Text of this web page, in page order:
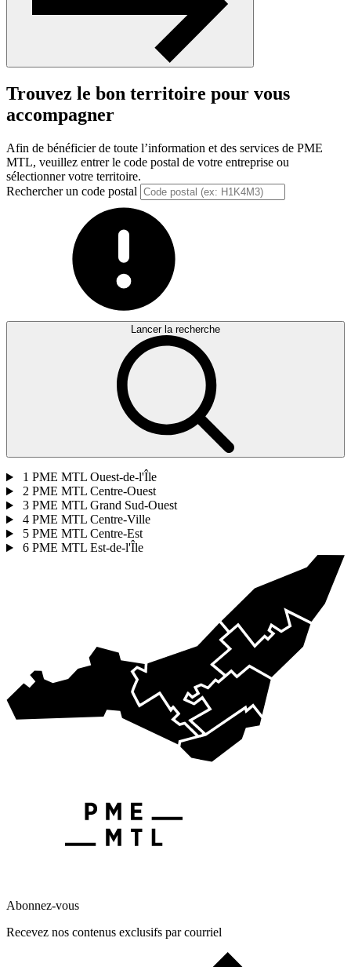
Trouvez le bon territoire pour vous
accompagner
Afin de bénéficier de toute l’information et des services de PME
MTL, veuillez entrer le code postal de votre entreprise ou
sélectionner votre territoire.
Rechercher un code postal
Lancer la recherche
1 PME MTL Ouest-de-l'Île
2 PME MTL Centre-Ouest
3 PME MTL Grand Sud-Ouest
4 PME MTL Centre-Ville
5 PME MTL Centre-Est
6 PME MTL Est-de-l'Île
Abonnez-vous
Recevez nos contenus exclusifs par courriel